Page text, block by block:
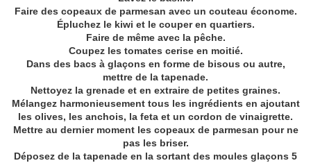
Faire des copeaux de parmesan avec un couteau économe.
Épluchez le kiwi et le couper en quartiers.
Faire de même avec la pêche.
Coupez les tomates cerise en moitié.
Dans des bacs à glaçons en forme de bisous ou autre,
mettre de la tapenade.
Nettoyez la grenade et en extraire de petites graines.
Mélangez harmonieusement tous les ingrédients en ajoutant
les olives, les anchois, la feta et un cordon de vinaigrette.
Mettre au dernier moment les copeaux de parmesan pour ne
pas les briser.
Déposez de la tapenade en la sortant des moules glaçons 5